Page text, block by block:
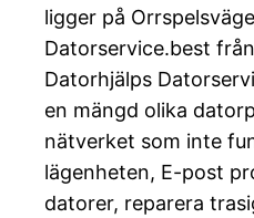
ligger på
Datorservice.best
Datorhjälps
en mängd olika
nätverket som inte
lägenheten, E-post
datorer, reparera